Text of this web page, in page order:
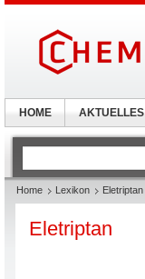
Home Lexikon Eletriptan
Eletriptan
HOME AKTUELLES